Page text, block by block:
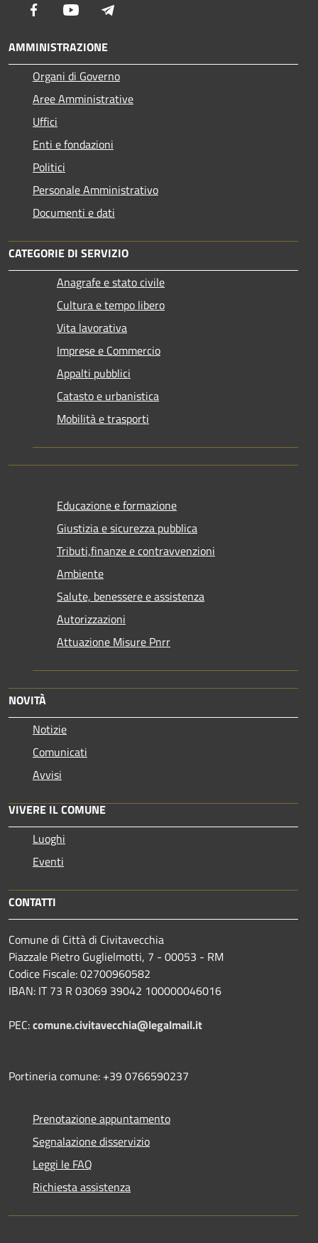
Facebook Youtube
AMMINISTRAZIONE
Organi di Governo
Aree Amministrative
Uffici
Enti e fondazioni
Politici
Personale Amministrativo
Documenti e dati
CATEGORIE DI SERVIZIO
Anagrafe e stato civile
Cultura e tempo libero
Vita lavorativa
Imprese e Commercio
Appalti pubblici
Catasto e urbanistica
Mobilità e trasporti
Educazione e formazione
Giustizia e sicurezza pubblica
Tributi,finanze e contravvenzioni
Ambiente
Salute, benessere e assistenza
Autorizzazioni
Attuazione Misure Pnrr
NOVITÀ
Notizie
Comunicati
Avvisi
VIVERE IL COMUNE
Luoghi
Eventi
CONTATTI
Comune di Città di Civitavecchia
Piazzale Pietro Guglielmotti, 7 - 00053 - RM
Codice Fiscale: 02700960582
IBAN: IT 73 R 03069 39042 100000046016
PEC:comune.civitavecchia@legalmail.it
Portineria comune: +39 0766590237
Prenotazione appuntamento
Segnalazione disservizio
Leggi le FAQ
Richiesta assistenza